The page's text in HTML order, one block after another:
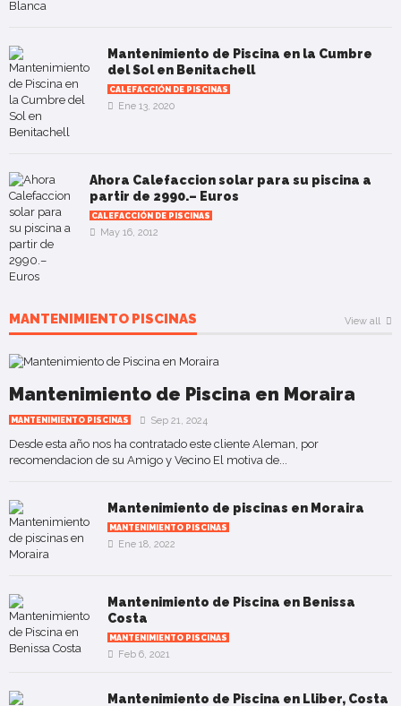
Mantenimiento de Piscina en la Cumbre
del Sol en Benitachell
CALEFACCIÓN DE PISCINAS
Ene 13, 2020
Ahora Calefaccion solar para su piscina a
partir de 2990.– Euros
CALEFACCIÓN DE PISCINAS
May 16, 2012
MANTENIMIENTO PISCINAS View all
Mantenimiento de Piscina en Moraira
MANTENIMIENTO PISCINAS Sep 21, 2024
Desde esta año nos ha contratado este cliente Aleman, por
recomendacion de su Amigo y Vecino El motiva de...
Mantenimiento de piscinas en Moraira
MANTENIMIENTO PISCINAS
Ene 18, 2022
Mantenimiento de Piscina en Benissa
Costa
MANTENIMIENTO PISCINAS
Feb 6, 2021
Mantenimiento de Piscina en Lliber, Costa